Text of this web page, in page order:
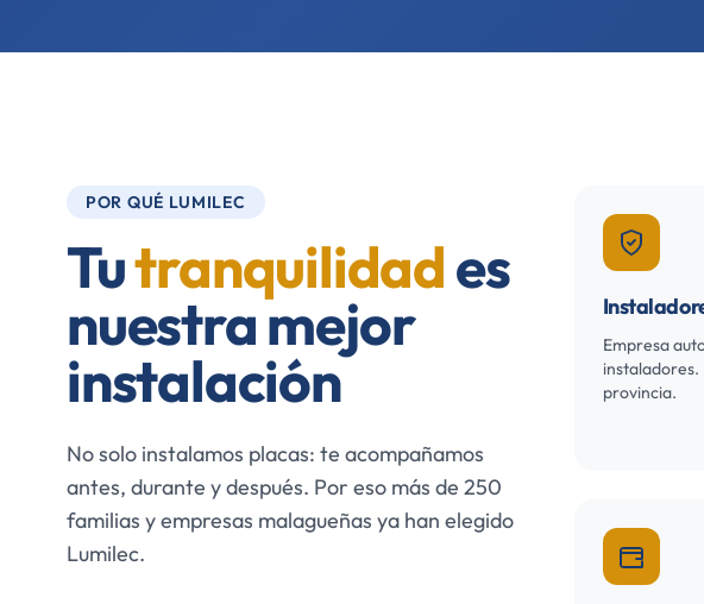
POR QUÉ LUMILEC
Tutranquilidades
nuestra mejor
instalación
No solo instalamos placas: te acompañamos
antes, durante y después. Por eso más de 250
familias y empresas malagueñas ya han elegido
Lumilec.
Empresa
provincia.